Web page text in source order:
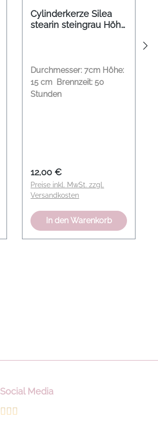
Cylinderkerze Silea
stearin steingrau Höhe
Durchmesser: 7cm Höhe:
15 cm Brennzeit: 50
Stunden
Regulärer Preis:
12,00 €
Preise inkl. MwSt. zzgl.
Versandkosten
In den Warenkorb
Social Media